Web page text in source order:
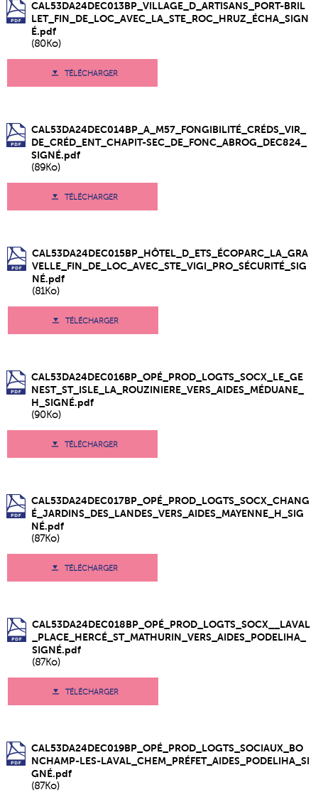
CAL53DA24DEC013BP_VILLAGE_D_ARTISANS_PORT-BRIL
LET_FIN_DE_LOC_AVEC_LA_STE_ROC_HRUZ_ÉCHA_SIGN
É.pdf
(80Ko)
TÉLÉCHARGER
CAL53DA24DEC014BP_A_M57_FONGIBILITÉ_CRÉDS_VIR_
DE_CRÉD_ENT_CHAPIT-SEC_DE_FONC_ABROG_DEC824_
SIGNÉ.pdf
(89Ko)
TÉLÉCHARGER
CAL53DA24DEC015BP_HÔTEL_D_ETS_ÉCOPARC_LA_GRA
VELLE_FIN_DE_LOC_AVEC_STE_VIGI_PRO_SÉCURITÉ_SIG
NÉ.pdf
(81Ko)
TÉLÉCHARGER
CAL53DA24DEC016BP_OPÉ_PROD_LOGTS_SOCX_LE_GE
NEST_ST_ISLE_LA_ROUZINIERE_VERS_AIDES_MÉDUANE_
H_SIGNÉ.pdf
(90Ko)
TÉLÉCHARGER
CAL53DA24DEC017BP_OPÉ_PROD_LOGTS_SOCX_CHANG
É_JARDINS_DES_LANDES_VERS_AIDES_MAYENNE_H_SIG
NÉ.pdf
(87Ko)
TÉLÉCHARGER
CAL53DA24DEC018BP_OPÉ_PROD_LOGTS_SOCX__LAVAL
_PLACE_HERCÉ_ST_MATHURIN_VERS_AIDES_PODELIHA_
SIGNÉ.pdf
(87Ko)
TÉLÉCHARGER
CAL53DA24DEC019BP_OPÉ_PROD_LOGTS_SOCIAUX_BO
NCHAMP-LES-LAVAL_CHEM_PRÉFET_AIDES_PODELIHA_SI
GNÉ.pdf
(87Ko)